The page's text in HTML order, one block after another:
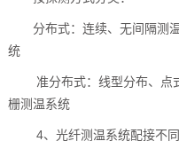
分布式：连续、无间隔测
统
准分布式：线型分布、点
栅测温系统
4、光纤测温系统配接不